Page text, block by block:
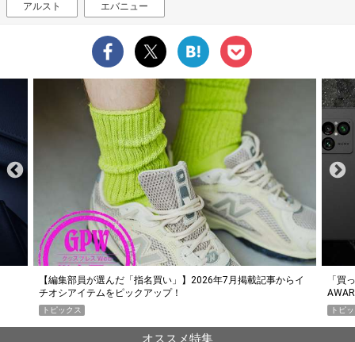
アルスト エバニュー
「買って損なし」の極上スマホ5選【GoodsPress 2026上半期
AWARD】
トピックス
薄着
PR
オススメ特集